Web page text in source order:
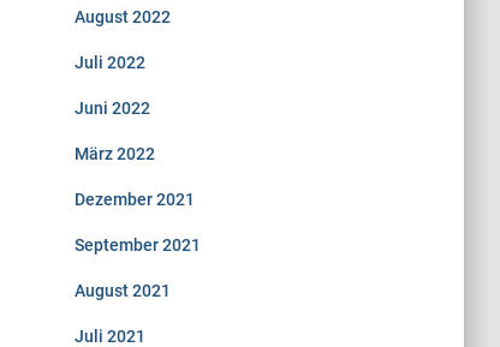
August 2022
Juli 2022
Juni 2022
März 2022
Dezember 2021
September 2021
August 2021
Juli 2021